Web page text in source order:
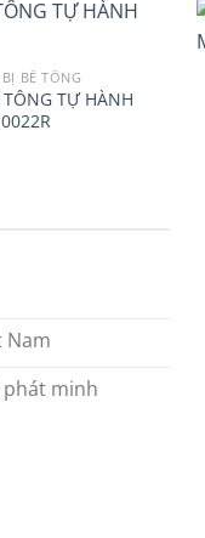
BÊ TÔNG
TỰ HÀNH
Nam
phát minh